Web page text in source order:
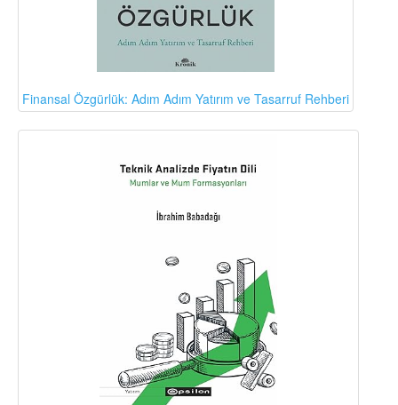
Finansal Özgürlük: Adım Adım Yatırım ve Tasarruf Rehberi